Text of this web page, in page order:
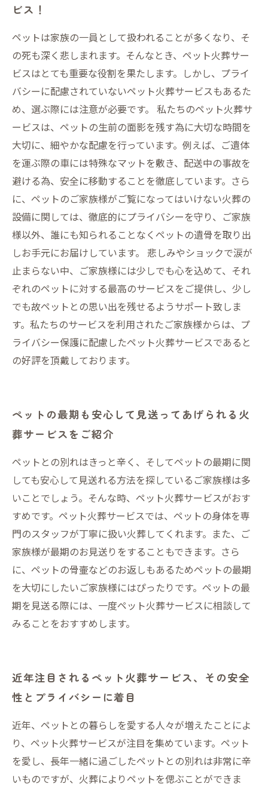
ビス！
ペットは家族の一員として扱われることが多くなり、そ
の死も深く悲しまれます。そんなとき、ペット火葬サー
ビスはとても重要な役割を果たします。しかし、プライ
バシーに配慮されていないペット火葬サービスもあるた
め、選ぶ際には注意が必要です。 私たちのペット火葬サ
ービスは、ペットの生前の面影を残す為に大切な時間を
大切に、細やかな配慮を行っています。例えば、ご遺体
を運ぶ際の車には特殊なマットを敷き、配送中の事故を
避ける為、安全に移動することを徹底しています。さら
に、ペットのご家族様がご覧になってはいけない火葬の
設備に関しては、徹底的にプライバシーを守り、ご家族
様以外、誰にも知られることなくペットの遺骨を取り出
しお手元にお届けしています。 悲しみやショックで涙が
止まらない中、ご家族様には少しでも心を込めて、それ
ぞれのペットに対する最高のサービスをご提供し、少し
でも故ペットとの思い出を残せるようサポート致しま
す。私たちのサービスを利用されたご家族様からは、プ
ライバシー保護に配慮したペット火葬サービスであると
の好評を頂戴しております。
ペットの最期も安心して見送ってあげられる火
葬サービスをご紹介
ペットとの別れはきっと辛く、そしてペットの最期に関
しても安心して見送れる方法を探しているご家族様は多
いことでしょう。そんな時、ペット火葬サービスがおす
すめです。ペット火葬サービスでは、ペットの身体を専
門のスタッフが丁寧に扱い火葬してくれます。また、ご
家族様が最期のお見送りをすることもできます。さら
に、ペットの骨壷などのお返しもあるためペットの最期
を大切にしたいご家族様にはぴったりです。ペットの最
期を見送る際には、一度ペット火葬サービスに相談して
みることをおすすめします。
近年注目されるペット火葬サービス、その安全
性とプライバシーに着目
近年、ペットとの暮らしを愛する人々が増えたことによ
り、ペット火葬サービスが注目を集めています。ペット
を愛し、長年一緒に過ごしたペットとの別れは非常に辛
いものですが、火葬によりペットを偲ぶことができま